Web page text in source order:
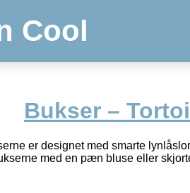
Cool
Bukser –
er designet med smarte
med en pæn bluse eller